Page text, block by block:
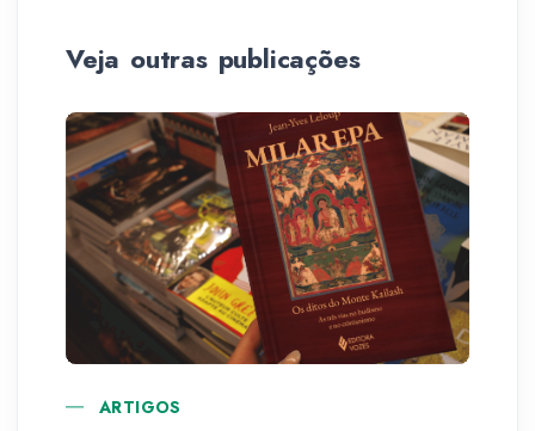
Veja outras publicações
ARTIGOS